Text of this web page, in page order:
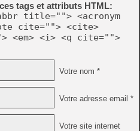
tags et attributs HTML:
title=""> <acronym
cite=""> <cite>
<em> <i> <q cite="">
Votre nom *
Votre adresse email *
Votre site internet